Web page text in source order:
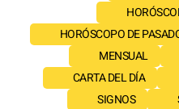
HORÓSCOPO DE
MENSUAL
CARTA DEL DÍA
SIGNOS